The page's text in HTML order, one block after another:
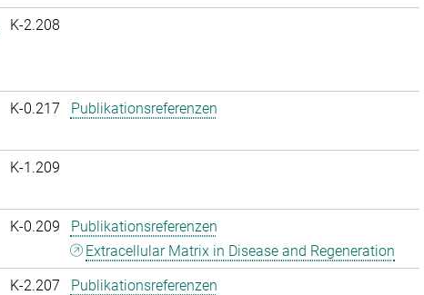
K-2.208
K-0.217 Publikationsreferenzen
K-1.209
K-0.209
Publikationsreferenzen
Extracellular Matrix in Disease and Regeneration
K-2.207 Publikationsreferenzen